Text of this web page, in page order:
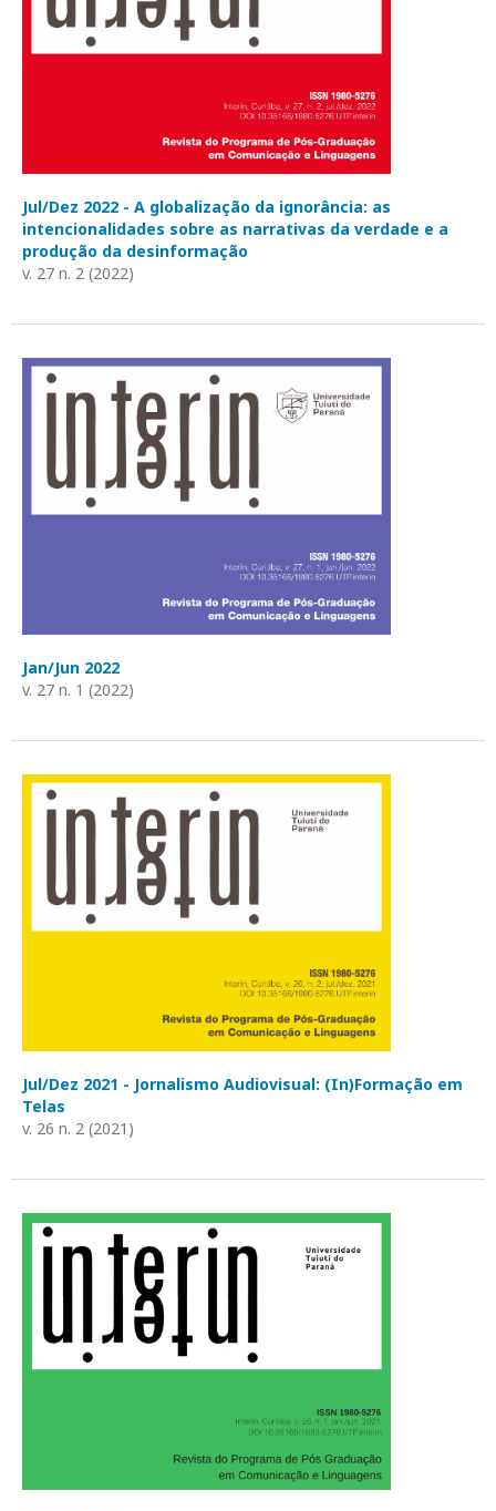
Jul/Dez 2022 - A globalização da ignorância: as
intencionalidades sobre as narrativas da verdade e a
produção da desinformação
v. 27 n. 2 (2022)
Jan/Jun 2022
v. 27 n. 1 (2022)
Jul/Dez 2021 - Jornalismo Audiovisual: (In)Formação em
Telas
v. 26 n. 2 (2021)